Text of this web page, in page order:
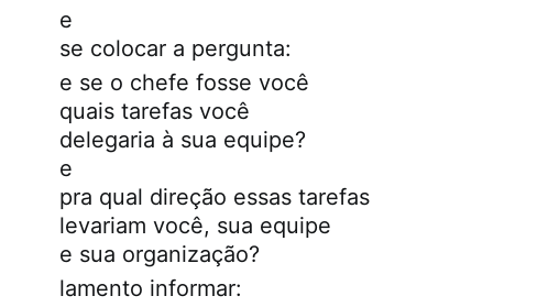
e
se colocar a pergunta:
e se o chefe fosse você
quais tarefas você
delegaria à sua equipe?
e
pra qual direção essas tarefas
levariam você, sua equipe
e sua organização?
lamento informar: